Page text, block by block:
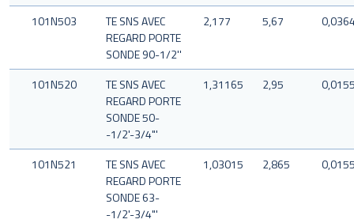
101N503
TE SNS AVEC
REGARD PORTE
SONDE 90-1/2''
2,177 5,67
101N520
TE SNS AVEC
REGARD PORTE
SONDE 50-
-1/2'-3/4"'
1,31165 2,95
101N521
TE SNS AVEC
REGARD PORTE
SONDE 63-
-1/2'-3/4"'
1,03015 2,865